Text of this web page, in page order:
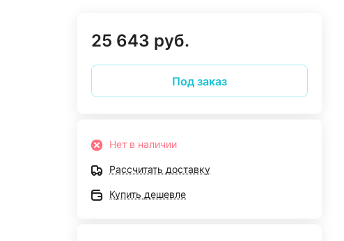
25 643 руб.
Под заказ
Нет в наличии
Рассчитать доставку
Купить дешевле